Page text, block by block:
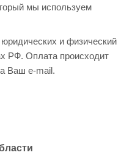
мы используем
и физический
РФ. Оплата происходит
Ваш e-mail.